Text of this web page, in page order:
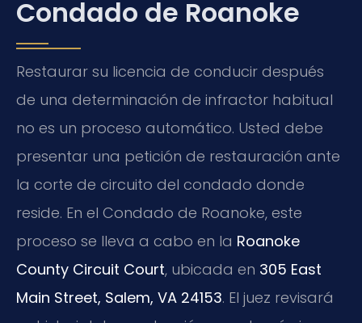
Condado de Roanoke
Restaurar su licencia de conducir después
de una determinación de infractor habitual
no es un proceso automático. Usted debe
presentar una petición de restauración ante
la corte de circuito del condado donde
reside. En el Condado de Roanoke, este
proceso se lleva a cabo en la Roanoke
County Circuit Court, ubicada en 305 East
Main Street, Salem, VA 24153. El juez revisará